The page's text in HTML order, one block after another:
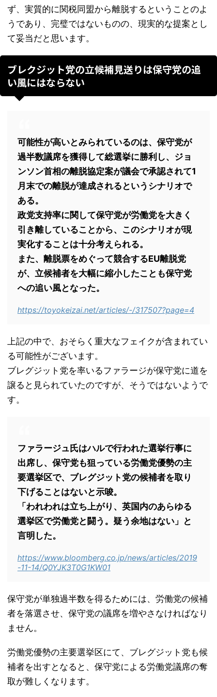
ず、実質的に関税同盟から離脱するということのよ
うであり、完璧ではないものの、現実的な提案とし
て妥当だと思います。
ブレクジット党の立候補見送りは保守党の追
い風にはならない
可能性が高いとみられているのは、保守党が
過半数議席を獲得して総選挙に勝利し、ジョ
ンソン首相の離脱協定案が議会で承認されて1
月末での離脱が達成されるというシナリオで
ある。
政党支持率に関して保守党が労働党を大きく
引き離していることから、このシナリオが現
実化することは十分考えられる。
また、離脱票をめぐって競合するEU離脱党
が、立候補者を大幅に縮小したことも保守党
への追い風となった。
https://toyokeizai.net/articles/-/317507?page=4
上記の中で、おそらく重大なフェイクが含まれてい
る可能性がございます。
ブレグジット党を率いるファラージが保守党に道を
譲ると見られていたのですが、そうではないようで
す。
ファラージュ氏はハルで行われた選挙行事に
出席し、保守党も狙っている労働党優勢の主
要選挙区で、ブレグジット党の候補者を取り
下げることはないと示唆。
「われわれは立ち上がり、英国内のあらゆる
選挙区で労働党と闘う。疑う余地はない」と
言明した。
https://www.bloomberg.co.jp/news/articles/2019
-11-14/Q0YJK3T0G1KW01
保守党が単独過半数を得るためには、労働党の候補
者を落選させ、保守党の議席を増やさなければなり
ません。
労働党優勢の主要選挙区にて、ブレグジット党も候
補者を出すとなると、保守党による労働党議席の奪
取が難しくなります。